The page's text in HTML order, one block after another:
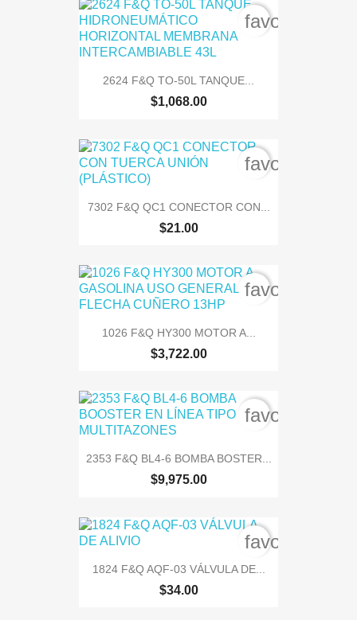
2624 F&Q TO-50L TANQUE...
$1,068.00
7302 F&Q QC1 CONECTOR CON...
$21.00
1026 F&Q HY300 MOTOR A...
$3,722.00
2353 F&Q BL4-6 BOMBA BOSTER...
$9,975.00
1824 F&Q AQF-03 VÁLVULA DE...
$34.00